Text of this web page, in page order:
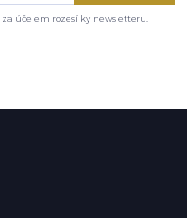
za účelem rozesílky newsletteru.